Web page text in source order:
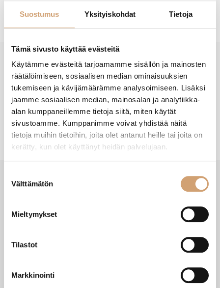
Suostumus Yksityiskohdat Tietoja
Tämä sivusto käyttää evästeitä
Käytämme evästeitä tarjoamamme sisällön ja mainosten
räätälöimiseen, sosiaalisen median ominaisuuksien
tukemiseen ja kävijämäärämme analysoimiseen. Lisäksi
jaamme sosiaalisen median, mainosalan ja analytiikka-
alan kumppaneillemme tietoja siitä, miten käytät
sivustoamme. Kumppanimme voivat yhdistää näitä
tietoja muihin tietoihin, joita olet antanut heille tai joita on
kerätty, kun olet käyttänyt heidän palvelujaan.
valinta
Välttämätön
Mieltymykset
Tilastot
Markkinointi
- Tuotteesta ei ole vielä arvosteluja -
New content loaded